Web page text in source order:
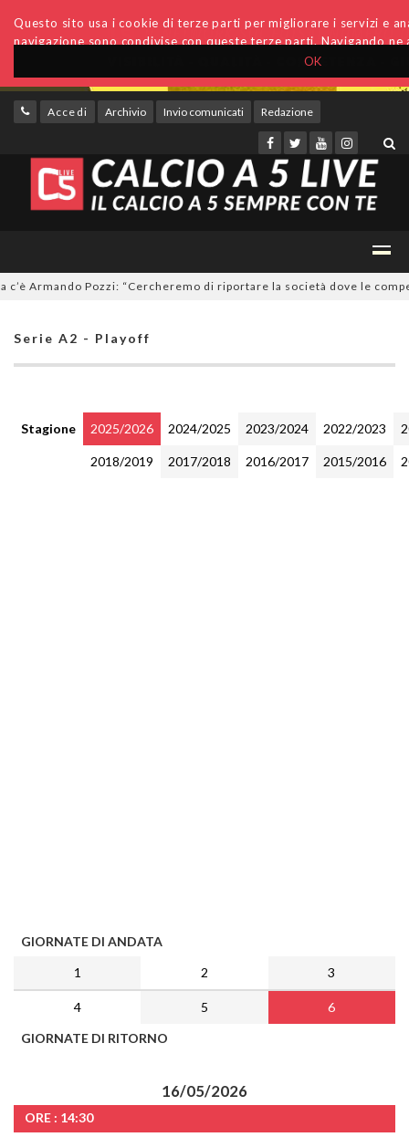
OK
Questo sito usa i cookie di terze parti per migliorare i servizi e
navigazione sono condivise con queste terze parti. Navigando
Accedi Archivio Invio comunicati Redazione
Pozzi: “Cercheremo di riportare la società dove le compete”
Serie A2 - Playoff
Stagione 2025/2026 2024/2025 2023/2024 2022/2023
2018/2019 2017/2018 2016/2017 2015/2016
GIORNATE DI ANDATA
1
2 3
4 5
6
GIORNATE DI RITORNO
16/05/2026
ORE : 14:30